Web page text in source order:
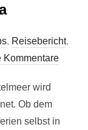
, Reisebericht,
Kommentare
wird
Ob dem
selbst in